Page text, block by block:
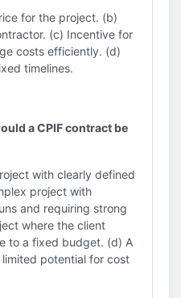
for the project. (b)
(c) Incentive for
costs efficiently. (d)
timelines.
a CPIF contract be
with clearly defined
project with
and requiring strong
where the client
to a fixed budget. (d) A
potential for cost